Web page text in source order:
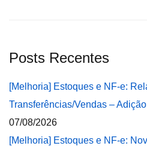
Posts Recentes
[Melhoria] Estoques e NF-e:
Transferências/Vendas –
07/08/2026
[Melhoria] Estoques e NF-e: